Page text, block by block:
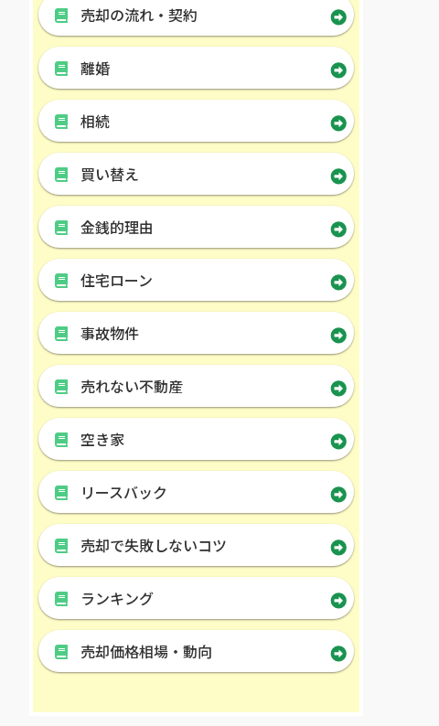
売却の流れ・契約
離婚
相続
買い替え
金銭的理由
住宅ローン
事故物件
売れない不動産
空き家
リースバック
売却で失敗しないコツ
ランキング
売却価格相場・動向